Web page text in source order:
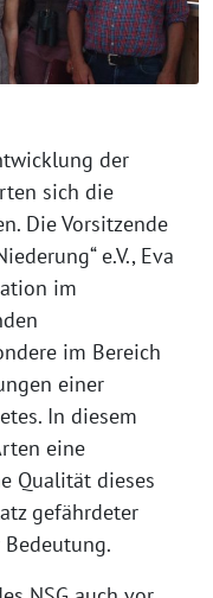
der
sich die
Die Vorsitzende
e.V., Eva
im
im Bereich
einer
In diesem
eine
Qualität dieses
gefährdeter